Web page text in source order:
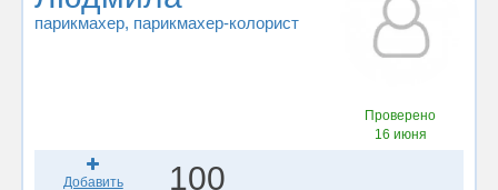
парикмахер, парикмахер-колорист
Проверено
16 июня
Добавить
100